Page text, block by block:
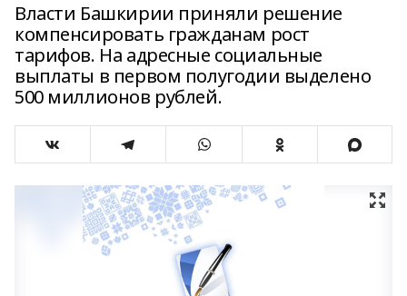
Власти Башкирии приняли решение
компенсировать гражданам рост
тарифов. На адресные социальные
выплаты в первом полугодии выделено
500 миллионов рублей.